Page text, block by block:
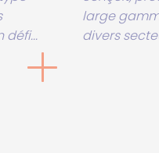
défi...
large
divers